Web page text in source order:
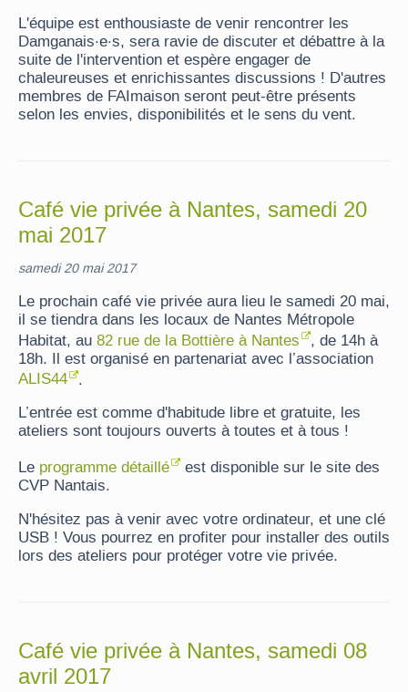
L'équipe est enthousiaste de venir rencontrer les
Damganais·e·s, sera ravie de discuter et débattre à la
suite de l'intervention et espère engager de
chaleureuses et enrichissantes discussions ! D'autres
membres de FAImaison seront peut-être présents
selon les envies, disponibilités et le sens du vent.
Café vie privée à Nantes, samedi 20
mai 2017
samedi 20 mai 2017
Le prochain café vie privée aura lieu le samedi 20 mai,
il se tiendra dans les locaux de Nantes Métropole
Habitat, au 82 rue de la Bottière à Nantes
, de 14h à
18h. Il est organisé en partenariat avec l’association
ALIS44
.
L’entrée est comme d'habitude libre et gratuite, les
ateliers sont toujours ouverts à toutes et à tous !
Le programme détaillé
est disponible sur le site des
CVP Nantais.
N'hésitez pas à venir avec votre ordinateur, et une clé
USB ! Vous pourrez en profiter pour installer des outils
lors des ateliers pour protéger votre vie privée.
Café vie privée à Nantes, samedi 08
avril 2017